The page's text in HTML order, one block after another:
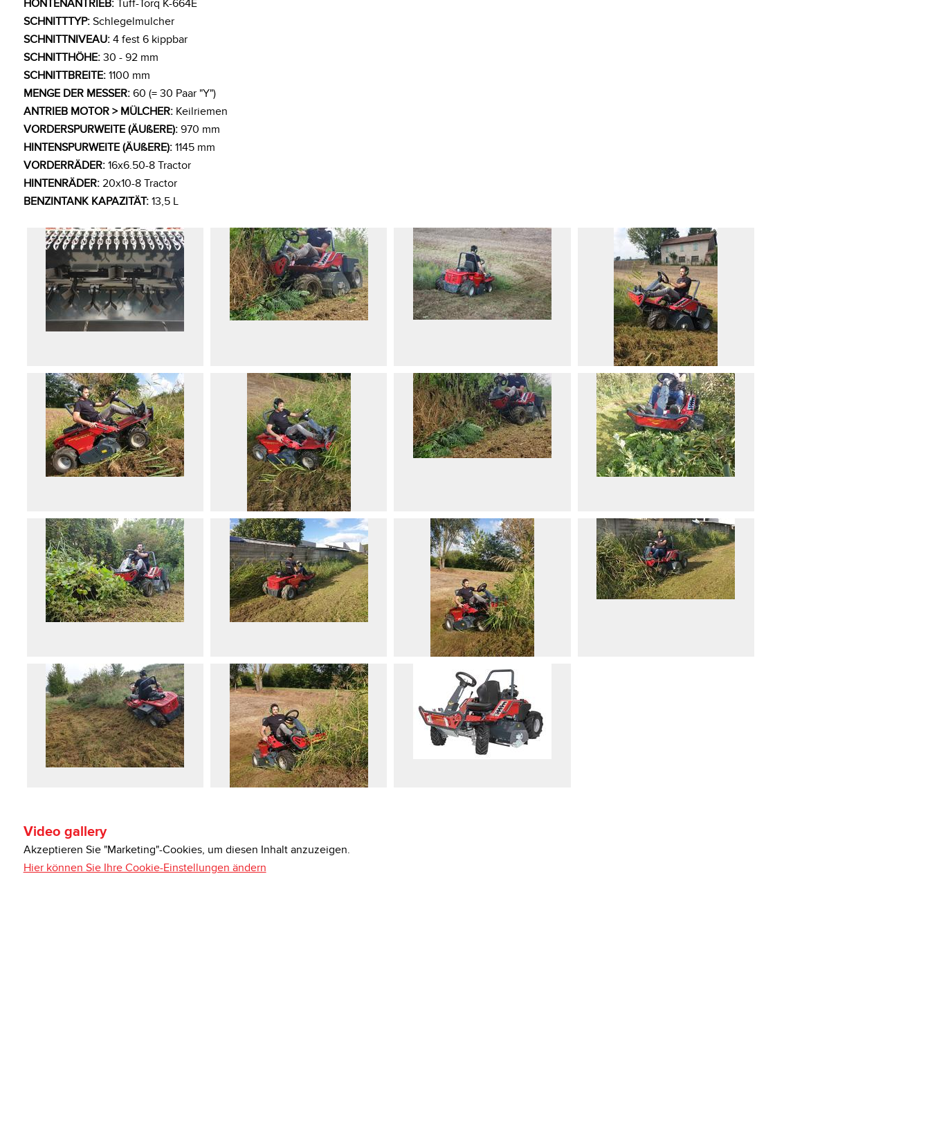
HONTENANTRIEB:Tuff-Torq K-664E
SCHNITTTYP:Schlegelmulcher
SCHNITTNIVEAU:4 fest 6 kippbar
SCHNITTHÖHE:30 - 92 mm
SCHNITTBREITE:1100 mm
MENGE DER MESSER:60 (= 30 Paar "Y")
ANTRIEB MOTOR > MÜLCHER:Keilriemen
VORDERSPURWEITE (ÄUßERE):970 mm
HINTENSPURWEITE (ÄUßERE):1145 mm
VORDERRÄDER:16x6.50-8 Tractor
HINTENRÄDER:20x10-8 Tractor
BENZINTANK KAPAZITÄT:13,5 L
Video gallery
Akzeptieren Sie "Marketing"-Cookies, um diesen Inhalt anzuzeigen.
Hier können Sie Ihre Cookie-Einstellungen ändern